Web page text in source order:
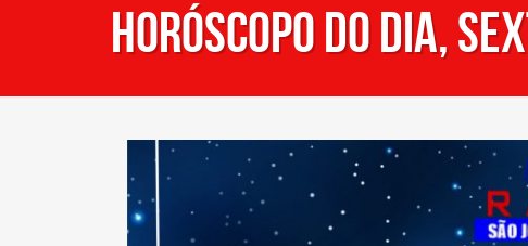
HORÓSCOPO DO DIA,